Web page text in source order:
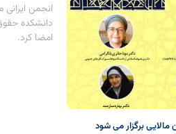
برگزار می شود
انجمن
دانشکده
امضا کرد.